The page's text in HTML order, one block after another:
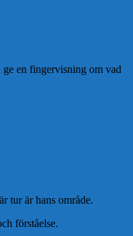
en fingervisning om vad
tur är hans område.
förståelse.